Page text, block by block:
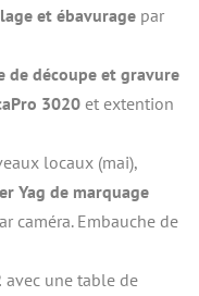
et ébavurage par
de découpe et gravure
3020 et extention
locaux (mai),
Yag de marquage
caméra. Embauche de
avec une table de